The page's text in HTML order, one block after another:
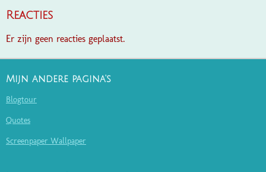
Reacties
Er zijn geen reacties geplaatst.
Mijn andere pagina's
Blogtour
Quotes
Screenpaper Wallpaper